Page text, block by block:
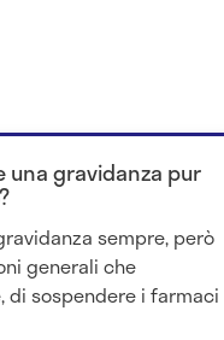
una gravidanza pur
sempre, però
generali che
di sospendere i farmaci